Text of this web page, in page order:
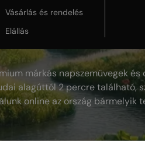
Vásárlás és rendelés
Elállás
márkás napszemüvegek és
alagúttól 2 percre található,
online az ország bármelyik